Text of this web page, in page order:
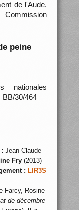
de l'Aude.
peine
nationales
BB/30/464
: Jean-Claude
Fry(2013)
: LIR3S
Farcy, Rosine
de décembre